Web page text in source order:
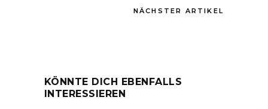
NÄCHSTER ARTIKEL
KÖNNTE DICH EBENFALLS
INTERESSIEREN